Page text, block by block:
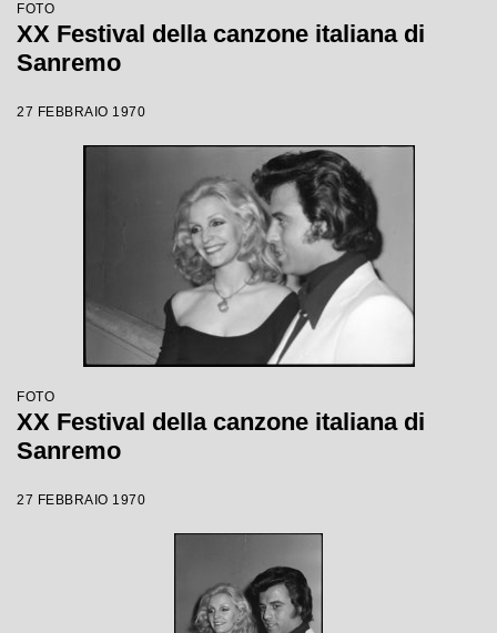
FOTO
XX Festival della canzone italiana di
Sanremo
27 FEBBRAIO 1970
FOTO
XX Festival della canzone italiana di
Sanremo
27 FEBBRAIO 1970